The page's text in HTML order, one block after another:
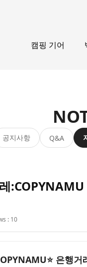
캠핑 기어
공지사항 Q&A
: 10
은행